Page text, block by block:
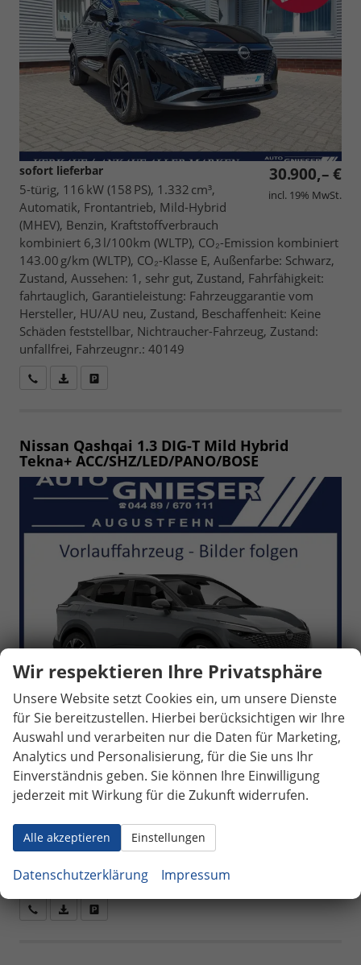
30.900,– €
incl. 19% MwSt.
sofort lieferbar
5-türig, 116 kW (158 PS), 1.332 cm³,
Automatik, Frontantrieb, Mild-Hybrid
(MHEV), Benzin, Kraftstoffverbrauch
kombiniert 6,3 l/100km (WLTP), CO₂-Emission kombiniert
143.00 g/km (WLTP), CO₂-Klasse E, Außenfarbe: Schwarz,
Zustand, Aussehen: 1, sehr gut, Zustand, Fahrfähigkeit:
fahrtauglich, Garantieleistung: Fahrzeuggarantie vom
Hersteller, HU/AU neu, Zustand, Beschaffenheit: Keine
Schäden feststellbar, Nichtraucher-Fahrzeug, Zustand:
unfallfrei, Fahrzeugnr.: 40149
Wir rufen Sie anFahrzeugexposé (PDF)
Nissan Qashqai 1.3 DIG-T Mild Hybrid
Tekna+ ACC/SHZ/LED/PANO/BOSE
31.900,– €
incl. 19% MwSt.
unverbindliche Lieferzeit:15.08.2026
5-türig, 116 kW (158 PS), 1.332 cm³,
Automatik, Frontantrieb, Mild-Hybrid
(MHEV), Benzin, Kraftstoffverbrauch
kombiniert 6,3 l/100km (WLTP), CO₂-Emission kombiniert
143.00 g/km (WLTP), CO₂-Klasse E, Außenfarbe: Grau,
Zustand, Aussehen: 1, sehr gut, Zustand, Fahrfähigkeit:
fahrtauglich, Garantieleistung: Fahrzeuggarantie vom
Hersteller, HU/AU neu, Zustand, Beschaffenheit: Keine
unfallfrei, Fahrzeugnr.: 40278
Wir rufen Sie anFahrzeugexposé (PDF)
Wir respektieren Ihre Privatsphäre
Unsere Website setzt Cookies ein, um unsere Dienste
für Sie bereitzustellen. Hierbei berücksichtigen wir Ihre
Auswahl und verarbeiten nur die Daten für Marketing,
Analytics und Personalisierung, für die Sie uns Ihr
Einverständnis geben. Sie können Ihre Einwilligung
jederzeit mit Wirkung für die Zukunft widerrufen.
Alle akzeptieren Einstellungen
Datenschutzerklärung Impressum